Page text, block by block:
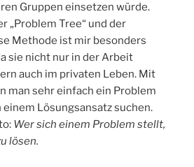
Gruppen einsetzen würde.
„Problem Tree“ und der
Methode ist mir besonders
sie nicht nur in der Arbeit
auch im privaten Leben. Mit
man sehr einfach ein Problem
Lösungsansatz suchen.
Wer sich einem Problem stellt,
lösen.